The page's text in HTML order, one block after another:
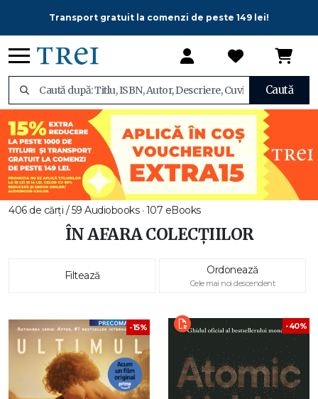
Transport gratuit la comenzi de peste 149 lei!
Caută
406 de cărți / 59 Audiobooks · 107 eBooks
ÎN AFARA COLECȚIILOR
Filtează Ordonează
Cele mai noi descendent
-15% -40%